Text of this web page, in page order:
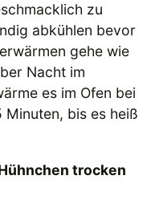
zu
abkühlen bevor
gehe wie
Nacht im
es im Ofen bei
Minuten, bis es heiß
trocken